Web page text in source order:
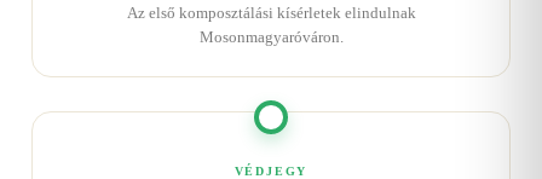
Az első komposztálási kísérletek elindulnak
Mosonmagyaróváron.
VÉDJEGY